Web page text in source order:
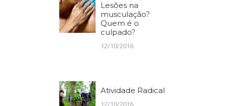
Lesões na
musculação?
Quem é o
culpado?
12/10/2016
Atividade Radical
12/10/2016